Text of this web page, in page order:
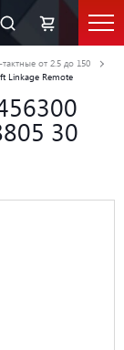
тактные от 2.5 до 150
Linkage Remote
30